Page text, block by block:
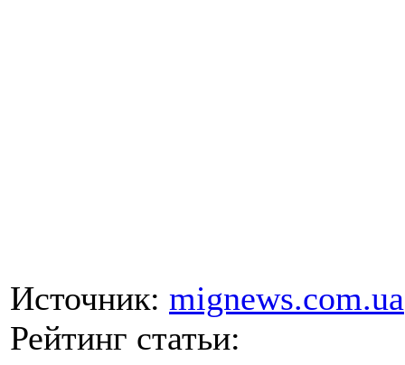
Источник: mignews.com.ua
Рейтинг статьи: